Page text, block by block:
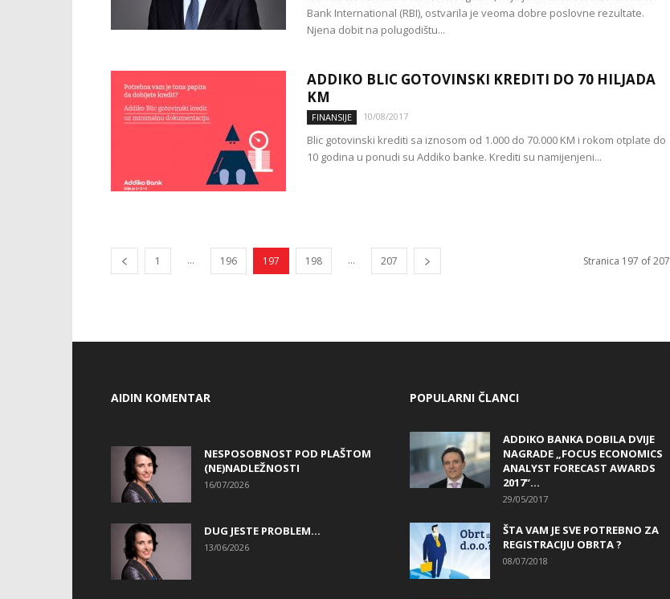
Bank International (RBI), ostvarila je veoma dobre poslovne rezultate.
Njena dobit na polugodištu...
ADDIKO BLIC GOTOVINSKI KREDITI DO 70 HILJADA
KM
FINANSIJE 10/08/2017
Blic gotovinski krediti sa iznosom od 1.000 do 70.000 KM i rokom otplate do
10 godina u ponudi su Addiko banke. Krediti su namijenjeni...
1 ... 196 197 198 ... 207 Stranica 197 of 207
AIDIN KOMENTAR
NESPOSOBNOST POD PLAŠTOM
(NE)NADLEŽNOSTI
16/07/2026
DUG JESTE PROBLEM…
13/06/2026
POPULARNI ČLANCI
ADDIKO BANKA DOBILA DVIJE
NAGRADE „FOCUS ECONOMICS
ANALYST FORECAST AWARDS
2017“...
29/05/2017
ŠTA VAM JE SVE POTREBNO ZA
REGISTRACIJU OBRTA ?
08/07/2018